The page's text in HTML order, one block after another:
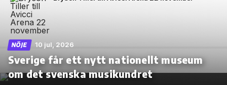
NÖJE 10 jul, 2026
Sverige får ett nytt nationellt museum
om det svenska musikundret